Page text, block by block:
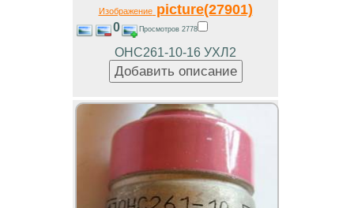
Изображениеpicture(27901)
0 Просмотров 2778
ОНС261-10-16 УХЛ2